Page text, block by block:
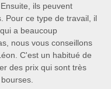
ils peuvent
Pour ce type de travail, il
a beaucoup
nous vous conseillons
C'est un habitué de
des prix qui sont très